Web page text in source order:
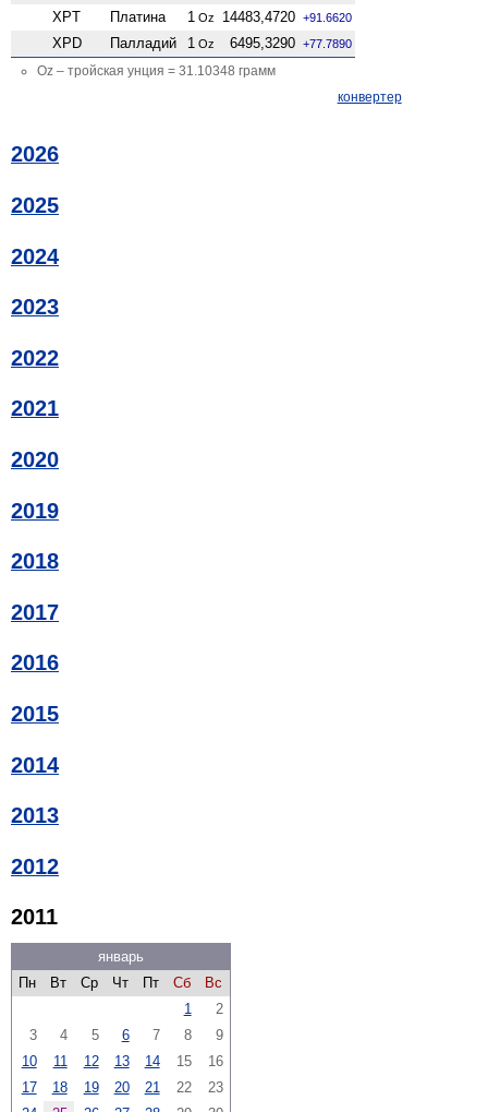
XPT Платина 1 Oz 14483,4720 +91.6620
XPD Палладий 1 Oz 6495,3290 +77.7890
Oz – тройская унция = 31.10348 грамм
конвертер
2026
2025
2024
2023
2022
2021
2020
2019
2018
2017
2016
2015
2014
2013
2012
2011
январь
Пн
Вт Ср Чт Пт Сб
Вс
1
2
3
4 5 6 7 8
9
10
11 12 13 14 15
16
17
18 19 20 21 22
23